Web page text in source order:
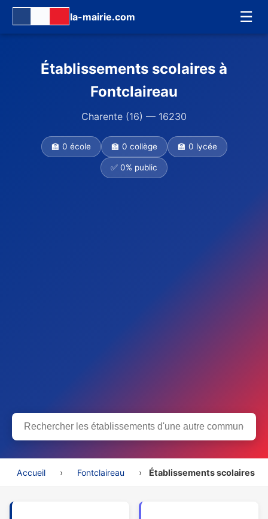
la-mairie.com ☰
Établissements scolaires à
Fontclaireau
Charente (16) — 16230
🏫 0 école 🏫 0 collège 🏫 0 lycée
✅ 0% public
Accueil › Fontclaireau › Établissements scolaires